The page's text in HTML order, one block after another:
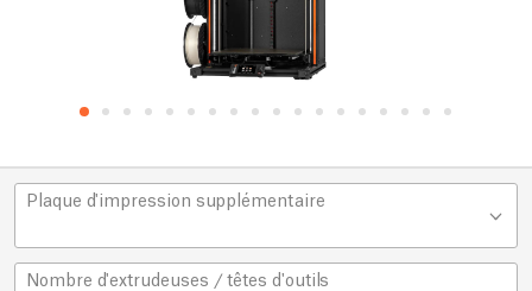
Plaque d'impression supplémentaire
Nombre d'extrudeuses / têtes d'outils